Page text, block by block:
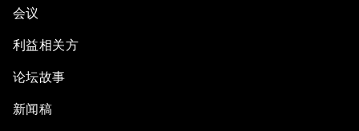
会议
利益相关方
论坛故事
新闻稿